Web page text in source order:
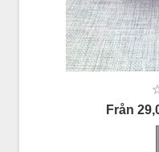
Från